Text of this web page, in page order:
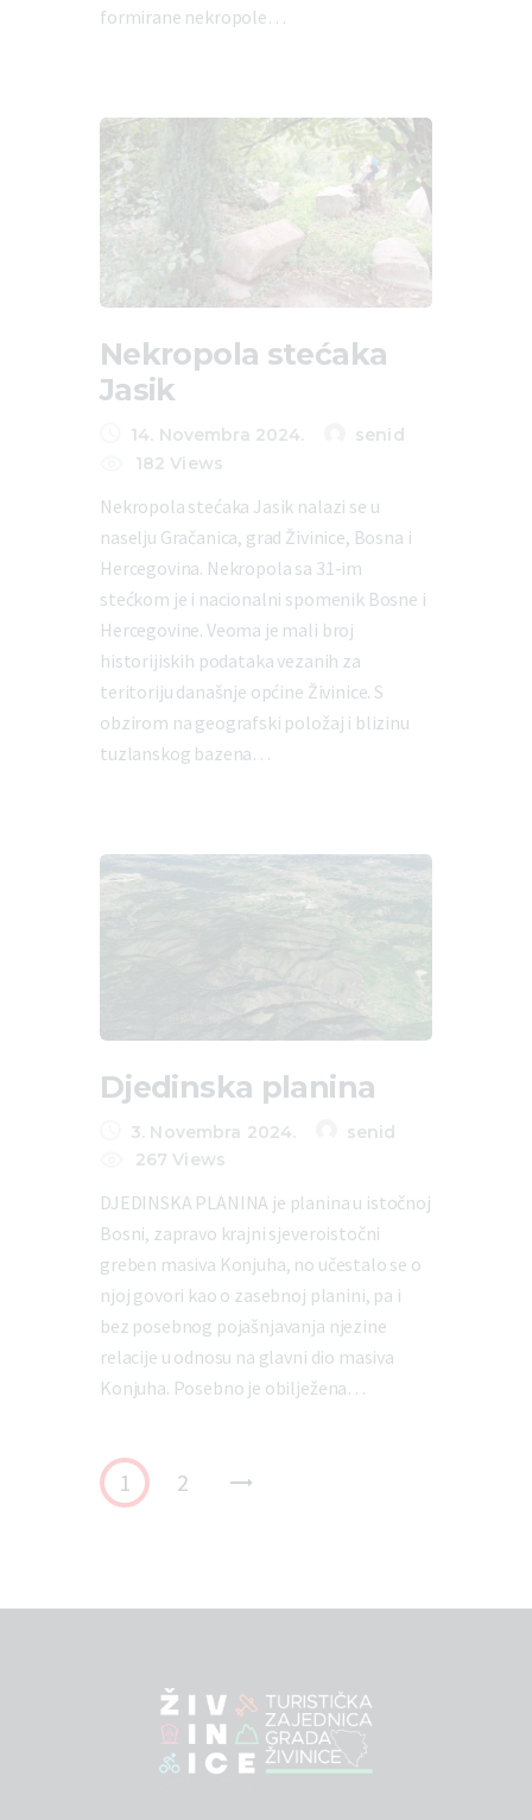
formirane nekropole…
Nekropola stećaka
Jasik
14. Novembra 2024.
senid
182 Views
Nekropola stećaka Jasik nalazi se u
naselju Gračanica, grad Živinice, Bosna i
Hercegovina. Nekropola sa 31-im
stećkom je i nacionalni spomenik Bosne i
Hercegovine. Veoma je mali broj
historijiskih podataka vezanih za
teritoriju današnje općine Živinice. S
obzirom na geografski položaj i blizinu
tuzlanskog bazena…
Djedinska planina
3. Novembra 2024.
senid
267 Views
DJEDINSKA PLANINA je planina u istočnoj
Bosni, zapravo krajni sjeveroistočni
greben masiva Konjuha, no učestalo se o
njoj govori kao o zasebnoj planini, pa i
bez posebnog pojašnjavanja njezine
relacije u odnosu na glavni dio masiva
Konjuha. Posebno je obilježena…
1 2 >